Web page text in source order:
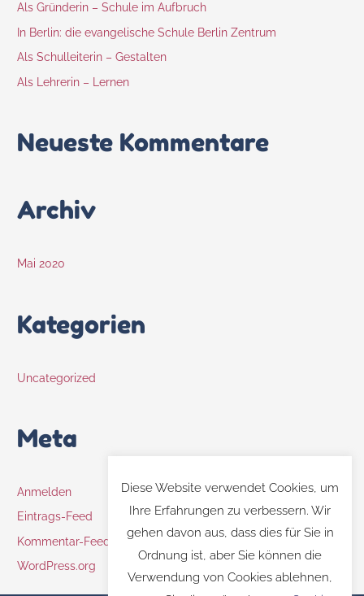
Als Gründerin – Schule im Aufbruch
In Berlin: die evangelische Schule Berlin Zentrum
Als Schulleiterin – Gestalten
Als Lehrerin – Lernen
Neueste Kommentare
Archiv
Mai 2020
Kategorien
Uncategorized
Meta
Anmelden
Eintrags-Feed
Kommentar-Feed
WordPress.org
Diese Website verwendet Cookies, um
Ihre Erfahrungen zu verbessern. Wir
gehen davon aus, dass dies für Sie in
Ordnung ist, aber Sie können die
Verwendung von Cookies ablehnen,